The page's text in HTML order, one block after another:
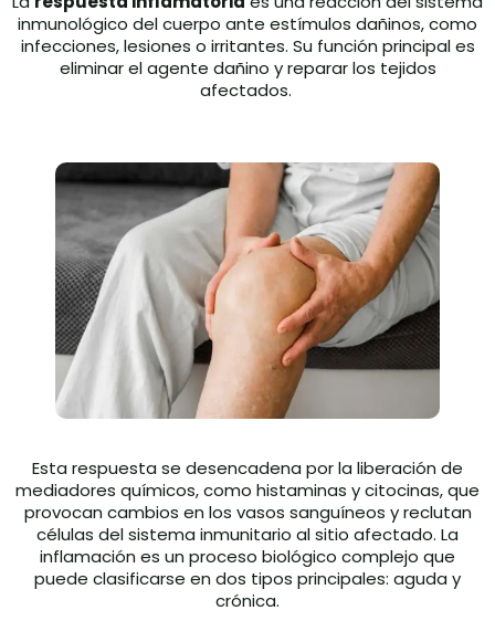
inmunológico del cuerpo ante estímulos dañinos, como
infecciones, lesiones o irritantes. Su función principal es
eliminar el agente dañino y reparar los tejidos
afectados.
Esta respuesta se desencadena por la liberación de
mediadores químicos, como histaminas y citocinas, que
provocan cambios en los vasos sanguíneos y reclutan
células del sistema inmunitario al sitio afectado. La
inflamación es un proceso biológico complejo que
puede clasificarse en dos tipos principales: aguda y
crónica.